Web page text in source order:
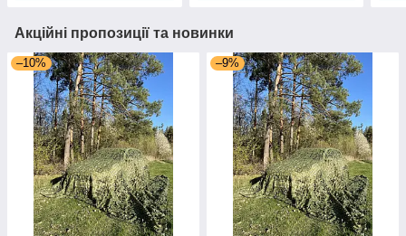
Акційні пропозиції та новинки
–10% –9%